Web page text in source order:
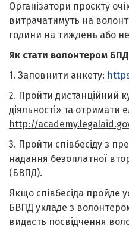
Організатори проєкту
витрачатимуть на
години на тиждень або
Як стати волонтером БПД
1. Заповнити анкету:
2. Пройти дистанційний
діяльності» та отримати
http://
3. Пройти співбесіду з
надання безоплатної
(БВПД).
Якщо співбесіда пройде
БВПД укладе з
видасть посвідчення